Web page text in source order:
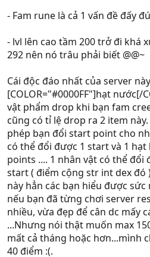
- Fam rune là cả 1 vấn đề đấy
- lvl lên cao tầm 200 trở đi khá
292 nên nó trâu phải biết @@~
Cái độc đáo nhất của server
[COLOR="#0000FF"]hạt nước[/
vật phẩm drop khi bạn fam
cũng có tỉ lệ drop ra 2 item
phép bạn đổi start point cho
có thể đổi được 1 start và 1
points .... 1 nhân vật có thể đổi
start ( điểm cộng str int dex đó
này hẳn các bạn hiểu được
nếu bạn đã từng chơi server
nhiều, vừa đẹp để cân dc mấy
...Nhưng nói thật muốn max
mất cả tháng hoặc hơn...mình
40 điểm :(.